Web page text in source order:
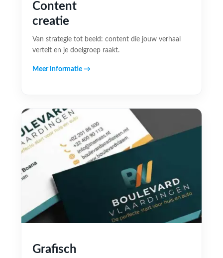
Content
creatie
Van strategie tot beeld: content die jouw verhaal
vertelt en je doelgroep raakt.
Meer informatie →
Grafisch